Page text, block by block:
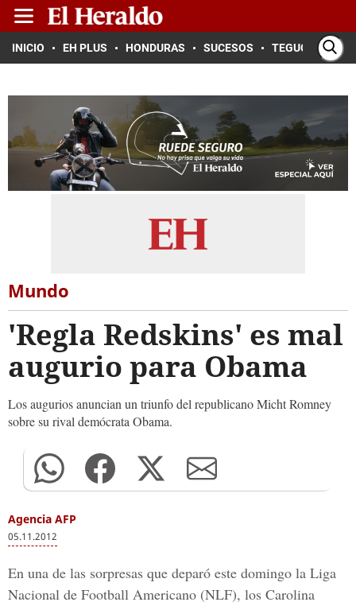
INICIO EH PLUS HONDURAS SUCESOS TEGUCIGALPA
Mundo
'Regla Redskins' es mal
augurio para Obama
Los augurios anuncian un triunfo del republicano Micht Romney
sobre su rival demócrata Obama.
Agencia AFP
05.11.2012
En una de las sorpresas que deparó este domingo la Liga
Nacional de Football Americano (NLF), los Carolina